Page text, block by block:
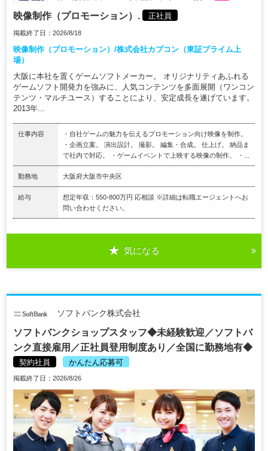
映像制作（プロモーション）. 正社員
掲載終了日：2026/8/18
映像制作（プロモーション）/株式会社カプコン（東証プライム上
場）
大阪に本社を置くゲームソフトメーカー。 オリジナリティあふれる
ゲームソフト開発力を強みに、人気コンテンツを多面展開（ワンコン
テンツ・マルチユース）することにより、安定成長を遂げています。
2013年...
仕事内容
・自社ゲームの魅力を伝えるプロモーション向け映像を制作。
・企画立案。 演出設計。 撮影。 編集・合成。 仕上げ。 納品ま
で社内で対応。 ・ゲームイベントで上映する映像の制作。 ・...
勤務地 大阪府大阪市中央区
給与
想定年収：550-800万円 応相談 ※詳細は転職エージェントへお
問い合わせください。
気になる
ソフトバンク株式会社
ソフトバンクショップスタッフ◆未経験歓迎／ソフトバ
ンク直接雇用／正社員登用制度あり／全国に勤務地有◆
契約社員 かんたん応募可
掲載終了日：2026/8/26